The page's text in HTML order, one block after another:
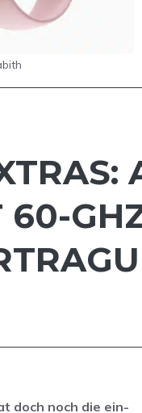
60-
doch noch die ein-